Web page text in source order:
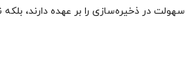
در ذخیره‌سازی را بر عهده دارند،